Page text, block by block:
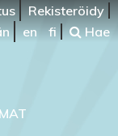
Rekisteröidy
en fi Hae